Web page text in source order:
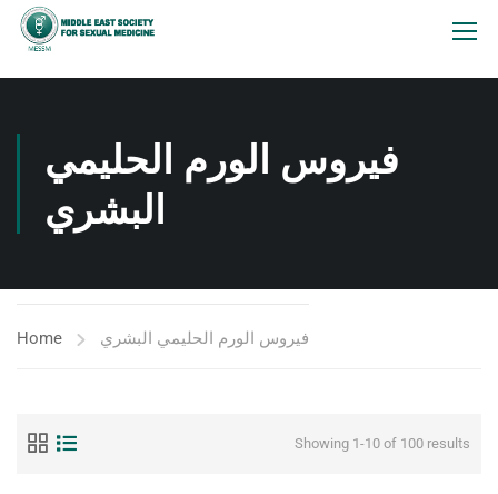
فيروس الورم الحليمي
البشري
Home فيروس الورم الحليمي البشري
Showing 1-10 of 100 results